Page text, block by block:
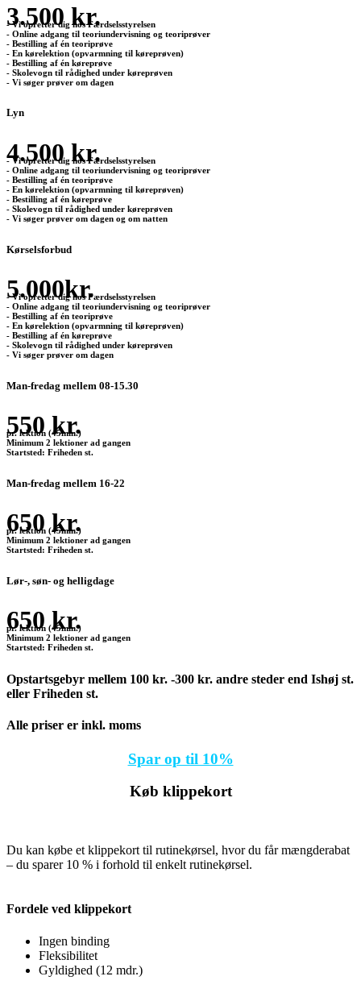
3.500 kr.
- Vi opretter dig hos Færdselsstyrelsen
- Online adgang til teoriundervisning og teoriprøver
- Bestilling af én teoriprøve
- En kørelektion (opvarmning til køreprøven)
- Bestilling af én køreprøve
- Skolevogn til rådighed under køreprøven
- Vi søger prøver om dagen
Lyn
4.500 kr.
- Vi opretter dig hos Færdselsstyrelsen
- Online adgang til teoriundervisning og teoriprøver
- Bestilling af én teoriprøve
- En kørelektion (opvarmning til køreprøven)
- Bestilling af én køreprøve
- Skolevogn til rådighed under køreprøven
- Vi søger prøver om dagen og om natten
Kørselsforbud
5.000kr.
- Vi opretter dig hos Færdselsstyrelsen
- Online adgang til teoriundervisning og teoriprøver
- Bestilling af én teoriprøve
- En kørelektion (opvarmning til køreprøven)
- Bestilling af én køreprøve
- Skolevogn til rådighed under køreprøven
- Vi søger prøver om dagen
Man-fredag mellem 08-15.30
550 kr.
pr. lektion (45min.)
Minimum 2 lektioner ad gangen
Startsted: Friheden st.
Man-fredag mellem 16-22
650 kr.
pr. lektion (45min.)
Minimum 2 lektioner ad gangen
Startsted: Friheden st.
Lør-, søn- og helligdage
650 kr.
pr. lektion (45min.)
Minimum 2 lektioner ad gangen
Startsted: Friheden st.
Opstartsgebyr mellem 100 kr. -300 kr. andre steder end Ishøj st.
eller Friheden st.
Alle priser er inkl. moms
Spar op til 10%
Køb klippekort
Du kan købe et klippekort til rutinekørsel, hvor du får mængderabat
– du sparer 10 % i forhold til enkelt rutinekørsel.
Fordele ved klippekort
Ingen binding
Fleksibilitet
Gyldighed (12 mdr.)